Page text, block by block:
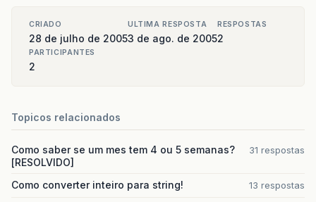
CRIADO
28 de julho de 2005
ULTIMA RESPOSTA
3 de ago. de 2005
RESPOSTAS
2
PARTICIPANTES
2
Topicos relacionados
Como saber se um mes tem 4 ou 5 semanas?
[RESOLVIDO]
31 respostas
Como converter inteiro para string! 13 respostas